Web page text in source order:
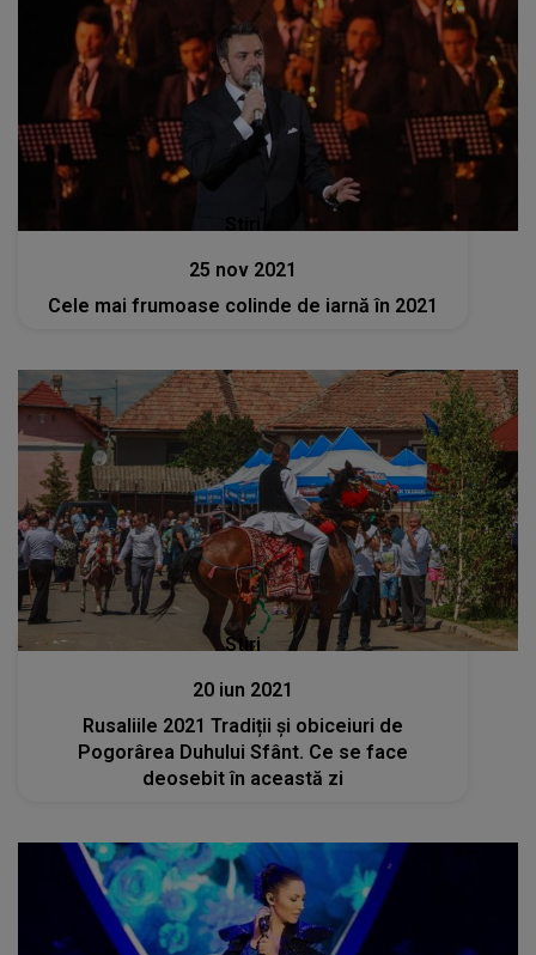
25 nov 2021
Cele mai frumoase colinde de iarnă în 2021
Stiri
20 iun 2021
Rusaliile 2021 Tradiții și obiceiuri de
Pogorârea Duhului Sfânt. Ce se face
deosebit în această zi